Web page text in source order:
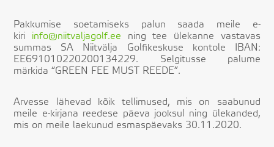
Pakkumise soetamiseks palun saada meile e-
kiri info@niitvaljagolf.ee ning tee ülekanne vastavas
summas SA Niitvälja Golfikeskuse kontole IBAN:
EE691010220200134229. Selgitusse palume
märkida “GREEN FEE MUST REEDE”.
Arvesse lähevad kõik tellimused, mis on saabunud
meile e-kirjana reedese päeva jooksul ning ülekanded,
mis on meile laekunud esmaspäevaks 30.11.2020.